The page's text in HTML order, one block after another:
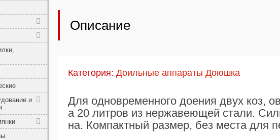
и
Описание
Категория: Доильные аппараты Доюшка
Для одновременного доения двух коз,
а 20 литров из нержавеющей стали.
на. Компактный размер, без места для